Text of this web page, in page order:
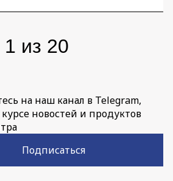
1 из 20
на наш канал в Telegram,
новостей и продуктов
Подписаться